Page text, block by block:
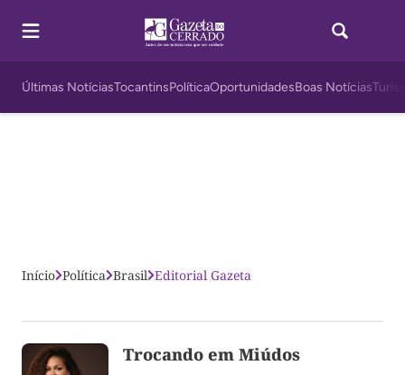
Últimas NotíciasTocantinsPolíticaOportunidadesBoas Notícias
Início Política Brasil Editorial Gazeta
Trocando em Miúdos